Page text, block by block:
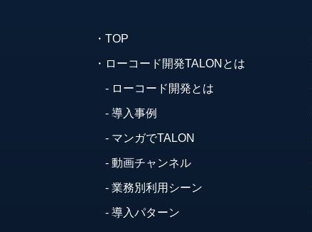
TOP
ローコード開発TALONとは
ローコード開発とは
導入事例
マンガでTALON
動画チャンネル
業務別利用シーン
導入パターン